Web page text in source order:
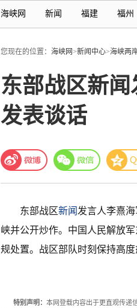
海峡网 新闻 福建 福州
您现在的位置： 海峡网>新闻中心>海峡两
东部战区新
发表谈话
东部战区新闻 发言人李熹
峡并公开炒作。中国人民解放
规处置。战区部队时刻保持高
特别声明： 本网登载内容出于更直观传递